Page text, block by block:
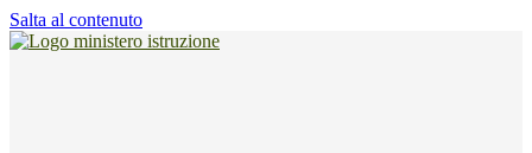
Salta al contenuto